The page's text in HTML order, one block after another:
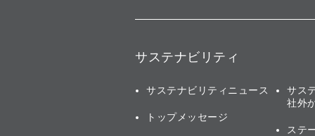
サステナビリティ
サステナビリティニュース
トップメッセージ
サス
社外
ステ